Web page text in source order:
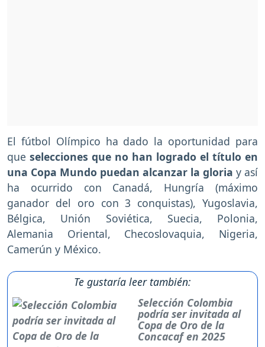
El fútbol Olímpico ha dado la oportunidad para
que selecciones que no han logrado el título en
una Copa Mundo puedan alcanzar la gloria y así
ha ocurrido con Canadá, Hungría (máximo
ganador del oro con 3 conquistas), Yugoslavia,
Bélgica, Unión Soviética, Suecia, Polonia,
Alemania Oriental, Checoslovaquia, Nigeria,
Camerún y México.
Te gustaría leer también:
Selección Colombia
podría ser invitada al
Copa de Oro de la
Concacaf en 2025